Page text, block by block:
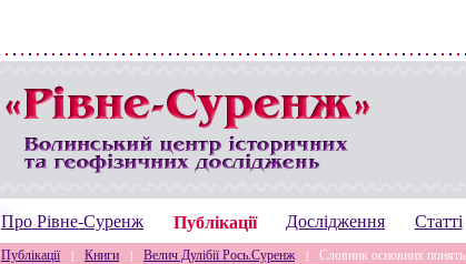
Про Рівне-Суренж Публікації Дослідження Статті
Публікації | Книги | Велич Дулібії Рось.Суренж | Словник основних понять